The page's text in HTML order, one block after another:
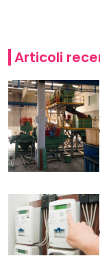
Articoli